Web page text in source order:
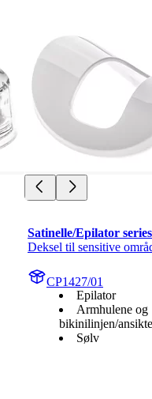
Satinelle/Epilator
Deksel til sensitive
CP1427/01
Epilator
Armhulene og
bikinilinjen/
Sølv